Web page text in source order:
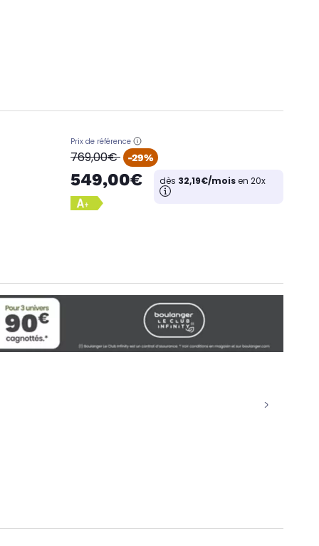
Prix de référence
oldPrice
769,00€ -29%
549,00€ dès 32,19€/moisen 20x